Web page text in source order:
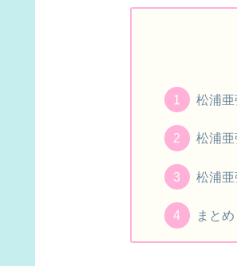
松浦
松浦
松浦
まとめ